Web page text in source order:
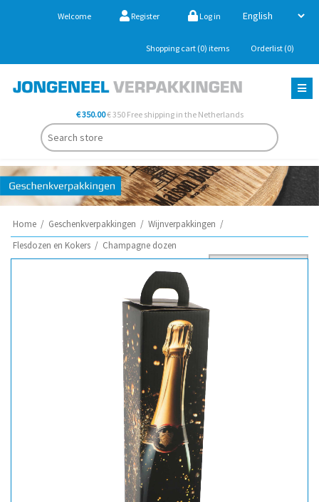
Welcome Register Log in
Shopping cart (0) items Orderlist (0)
€ 350.00€ 350 Free shipping in the Netherlands
Home / Geschenkverpakkingen / Wijnverpakkingen /
Flesdozen en Kokers / Champagne dozen